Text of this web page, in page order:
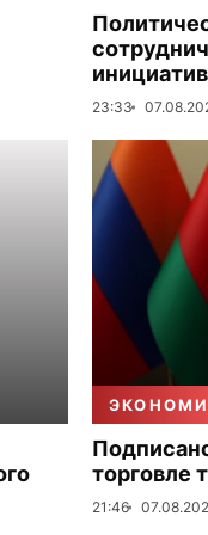
23:33
торговле
21:46